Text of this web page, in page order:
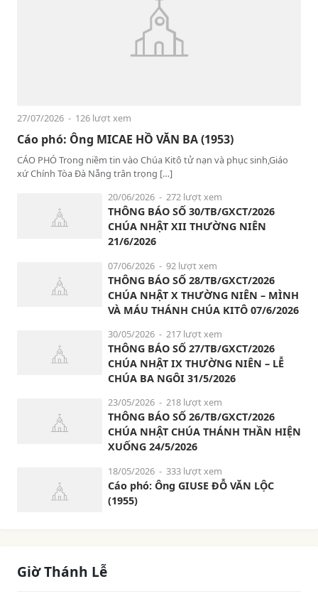
27/07/2026 - 126 lượt xem
Cáo phó: Ông MICAE HỒ VĂN BA (1953)
CÁO PHÓ Trong niềm tin vào Chúa Kitô tử nạn và phục sinh,Giáo
xứ Chính Tòa Đà Nẵng trân trọng […]
20/06/2026 - 272 lượt xem
THÔNG BÁO SỐ 30/TB/GXCT/2026
CHÚA NHẬT XII THƯỜNG NIÊN
21/6/2026
07/06/2026 - 92 lượt xem
THÔNG BÁO SỐ 28/TB/GXCT/2026
CHÚA NHẬT X THƯỜNG NIÊN – MÌNH
VÀ MÁU THÁNH CHÚA KITÔ 07/6/2026
30/05/2026 - 217 lượt xem
THÔNG BÁO SỐ 27/TB/GXCT/2026
CHÚA NHẬT IX THƯỜNG NIÊN – LỄ
CHÚA BA NGÔI 31/5/2026
23/05/2026 - 218 lượt xem
THÔNG BÁO SỐ 26/TB/GXCT/2026
CHÚA NHẬT CHÚA THÁNH THẦN HIỆN
XUỐNG 24/5/2026
18/05/2026 - 333 lượt xem
Cáo phó: Ông GIUSE ĐỖ VĂN LỘC
(1955)
Giờ Thánh Lễ